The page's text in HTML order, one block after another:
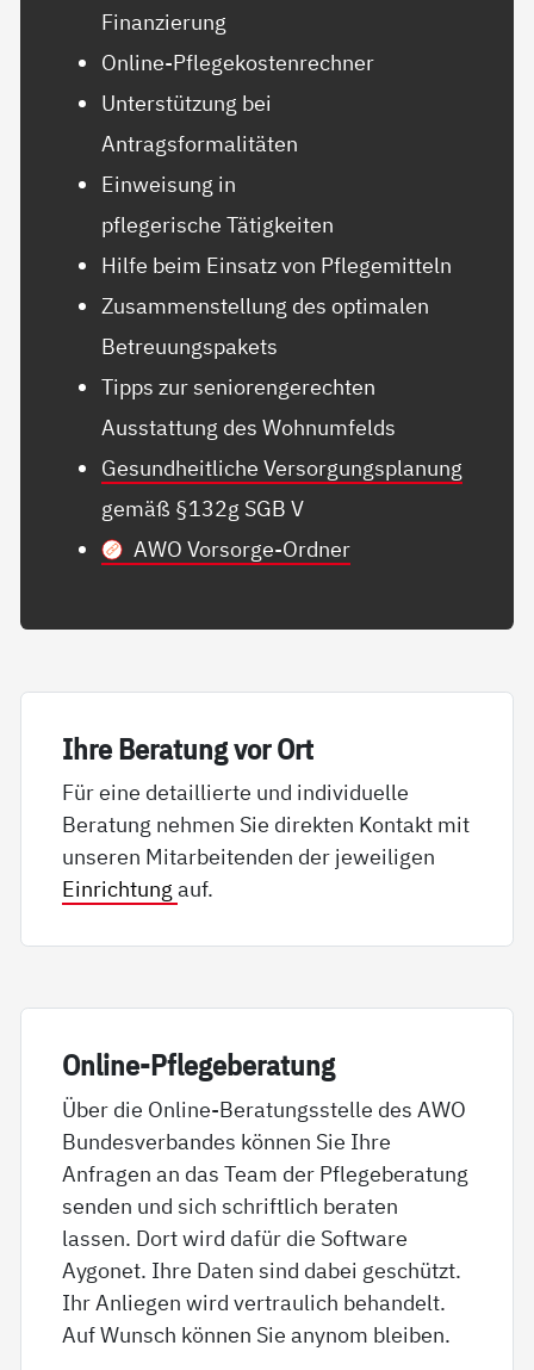
Finanzierung
Online-Pflegekostenrechner
Unterstützung bei
Antragsformalitäten
Einweisung in
pflegerische Tätigkeiten
Hilfe beim Einsatz von Pflegemitteln
Zusammenstellung des optimalen
Betreuungspakets
Tipps zur seniorengerechten
Ausstattung des Wohnumfelds
Gesundheitliche Versorgungsplanung
gemäß §132g SGB V
AWO Vorsorge-Ordner
Ih­re Be­ra­tung vor Ort
Für eine detaillierte und individuelle
Beratung nehmen Sie direkten Kontakt mit
unseren Mitarbeitenden der jeweiligen
Einrichtungauf.
On­li­ne-Pf­le­ge­be­ra­tung
Über die Online-Beratungsstelle des AWO
Bundesverbandes können Sie Ihre
Anfragen an das Team der Pflegeberatung
senden und sich schriftlich beraten
lassen. Dort wird dafür die Software
Aygonet. Ihre Daten sind dabei geschützt.
Ihr Anliegen wird vertraulich behandelt.
Auf Wunsch können Sie anynom bleiben.